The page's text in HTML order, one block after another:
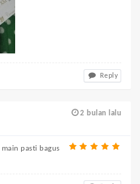
Reply
2 bulan lalu
pasti bagus